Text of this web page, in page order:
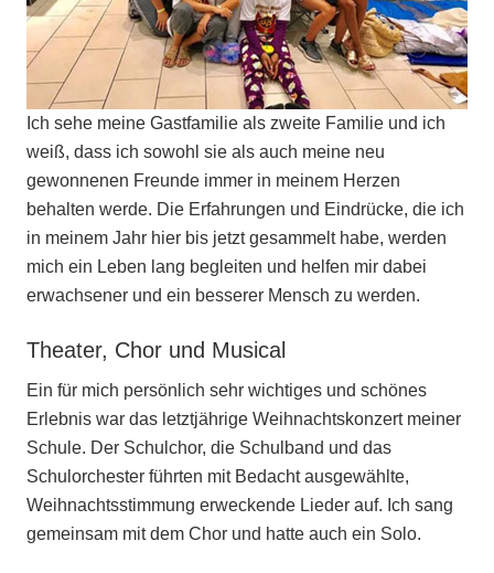
Ich sehe meine Gastfamilie als zweite Familie und ich
weiß, dass ich sowohl sie als auch meine neu
gewonnenen Freunde immer in meinem Herzen
behalten werde. Die Erfahrungen und Eindrücke, die ich
in meinem Jahr hier bis jetzt gesammelt habe, werden
mich ein Leben lang begleiten und helfen mir dabei
erwachsener und ein besserer Mensch zu werden.
Theater, Chor und Musical
Ein für mich persönlich sehr wichtiges und schönes
Erlebnis war das letztjährige Weihnachtskonzert meiner
Schule. Der Schulchor, die Schulband und das
Schulorchester führten mit Bedacht ausgewählte,
Weihnachtsstimmung erweckende Lieder auf. Ich sang
gemeinsam mit dem Chor und hatte auch ein Solo.